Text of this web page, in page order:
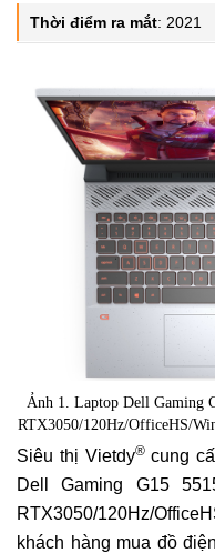
Thời điểm ra mắt: 2021
Ảnh 1. Laptop Dell Gaming
RTX3050/120Hz/OfficeHS/
Siêu thị Vietdy®cung
Dell Gaming G15
RTX3050/120Hz/
khách hàng mua đồ